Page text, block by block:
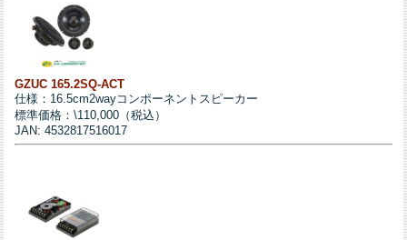
GZUC 165.2SQ-ACT
仕様：16.5cm2wayコンポーネントスピーカー
標準価格：\110,000（税込）
JAN: 4532817516017